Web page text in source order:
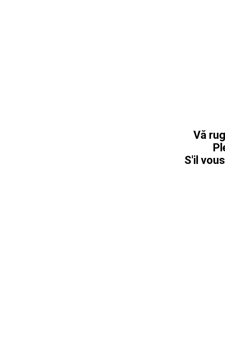
Vă
S'il